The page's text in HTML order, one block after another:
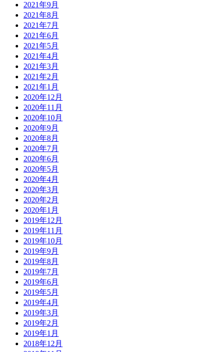
2021年9月
2021年8月
2021年7月
2021年6月
2021年5月
2021年4月
2021年3月
2021年2月
2021年1月
2020年12月
2020年11月
2020年10月
2020年9月
2020年8月
2020年7月
2020年6月
2020年5月
2020年4月
2020年3月
2020年2月
2020年1月
2019年12月
2019年11月
2019年10月
2019年9月
2019年8月
2019年7月
2019年6月
2019年5月
2019年4月
2019年3月
2019年2月
2019年1月
2018年12月